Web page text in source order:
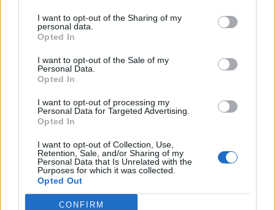
I want to opt-out of the Sharing of my
personal data.
Opted In
I want to opt-out of the Sale of my
Personal Data.
Opted In
I want to opt-out of processing my
Personal Data for Targeted Advertising.
Opted In
I want to opt-out of Collection, Use,
Retention, Sale, and/or Sharing of my
Personal Data that Is Unrelated with the
Purposes for which it was collected.
Opted Out
CONFIRM